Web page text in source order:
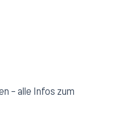
– alle Infos zum